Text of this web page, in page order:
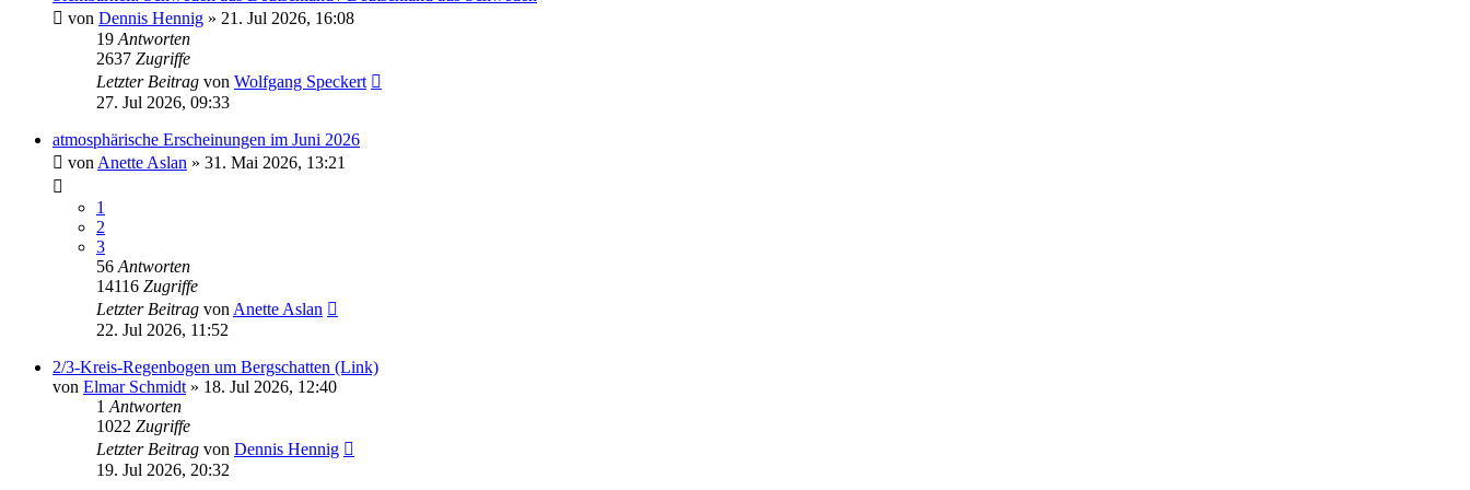
von Dennis Hennig » 21. Jul 2026, 16:08
19 Antworten
2637 Zugriffe
Letzter Beitrag von Wolfgang Speckert
27. Jul 2026, 09:33
atmosphärische Erscheinungen im Juni 2026
von Anette Aslan » 31. Mai 2026, 13:21
1
2
3
56 Antworten
14116 Zugriffe
Letzter Beitrag von Anette Aslan
22. Jul 2026, 11:52
2/3-Kreis-Regenbogen um Bergschatten (Link)
von Elmar Schmidt » 18. Jul 2026, 12:40
1 Antworten
1022 Zugriffe
Letzter Beitrag von Dennis Hennig
19. Jul 2026, 20:32